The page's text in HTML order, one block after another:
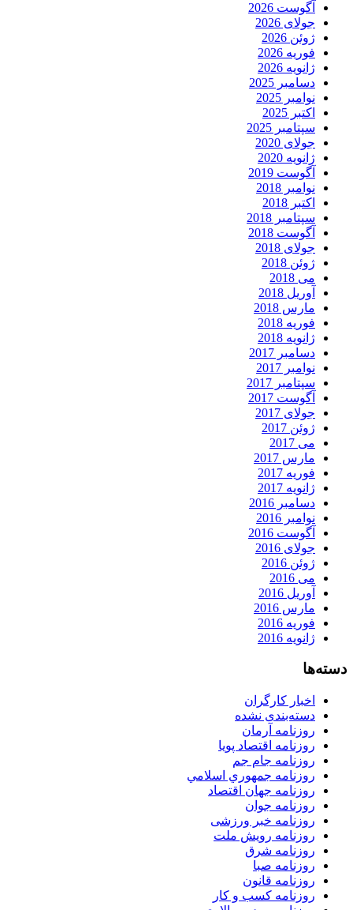
آگوست 2026
جولای 2026
ژوئن 2026
فوریه 2026
ژانویه 2026
دسامبر 2025
نوامبر 2025
اکتبر 2025
سپتامبر 2025
جولای 2020
ژانویه 2020
آگوست 2019
نوامبر 2018
اکتبر 2018
سپتامبر 2018
آگوست 2018
جولای 2018
ژوئن 2018
می 2018
آوریل 2018
مارس 2018
فوریه 2018
ژانویه 2018
دسامبر 2017
نوامبر 2017
سپتامبر 2017
آگوست 2017
جولای 2017
ژوئن 2017
می 2017
مارس 2017
فوریه 2017
ژانویه 2017
دسامبر 2016
نوامبر 2016
آگوست 2016
جولای 2016
ژوئن 2016
می 2016
آوریل 2016
مارس 2016
فوریه 2016
ژانویه 2016
دسته‌ها
اخبار کارگران
دسته‌بندی نشده
روزنامه آرمان
روزنامه اقتصاد پویا
روزنامه جام جم
روزنامه جمهوري اسلامي
روزنامه جهان اقتصاد
روزنامه جوان
روزنامه خبر ورزشى
روزنامه رویش ملت
روزنامه شرق
روزنامه صبا
روزنامه قانون
روزنامه كسب و كار